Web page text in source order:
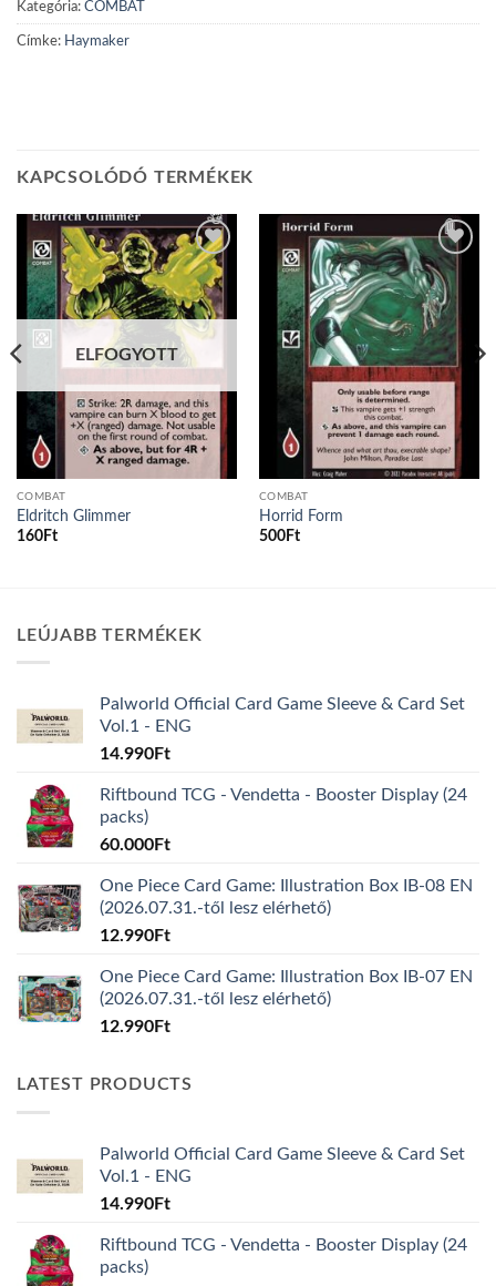
Kategória: COMBAT
Címke: Haymaker
KAPCSOLÓDÓ TERMÉKEK
Add to
wishlist
ELFOGYOTT
COMBAT
Eldritch Glimmer
160Ft
Add to
wishlist
COMBAT
Horrid Form
500Ft
LEÚJABB TERMÉKEK
Palworld Official Card Game Sleeve & Card Set
Vol.1 - ENG
14.990Ft
Riftbound TCG - Vendetta - Booster Display (24
packs)
60.000Ft
One Piece Card Game: Illustration Box IB-08 EN
(2026.07.31.-től lesz elérhető)
12.990Ft
One Piece Card Game: Illustration Box IB-07 EN
(2026.07.31.-től lesz elérhető)
12.990Ft
LATEST PRODUCTS
Palworld Official Card Game Sleeve & Card Set
Vol.1 - ENG
14.990Ft
Riftbound TCG - Vendetta - Booster Display (24
packs)